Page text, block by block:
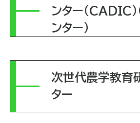
ンター（CADIC）
ンター）
次世代農学教育
ター